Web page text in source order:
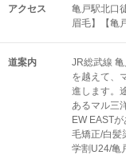
アクセス
亀戸駅北口
眉毛】【亀
道案内
JR総武線
を越えて、
進します。
あるマル三
EW EAST
毛矯正/白髪
学割U24/亀